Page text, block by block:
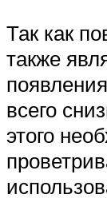
Так как
также
всего
этого